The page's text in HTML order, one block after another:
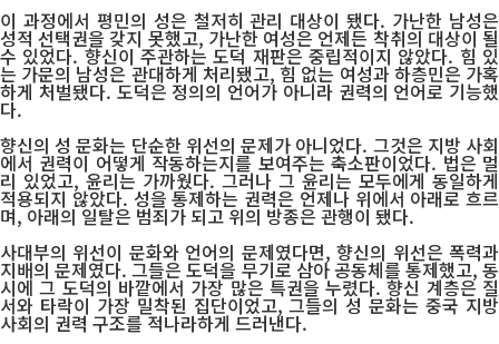
이 과정에서 평민의 성은 철저히 관리 대상이 됐다. 가난한 남성은
성적 선택권을 갖지 못했고, 가난한 여성은 언제든 착취의 대상이 될
수 있었다. 향신이 주관하는 도덕 재판은 중립적이지 않았다. 힘 있
는 가문의 남성은 관대하게 처리됐고, 힘 없는 여성과 하층민은 가혹
하게 처벌됐다. 도덕은 정의의 언어가 아니라 권력의 언어로 기능했
다.
향신의 성 문화는 단순한 위선의 문제가 아니었다. 그것은 지방 사회
에서 권력이 어떻게 작동하는지를 보여주는 축소판이었다. 법은 멀
리 있었고, 윤리는 가까웠다. 그러나 그 윤리는 모두에게 동일하게
적용되지 않았다. 성을 통제하는 권력은 언제나 위에서 아래로 흐르
며, 아래의 일탈은 범죄가 되고 위의 방종은 관행이 됐다.
사대부의 위선이 문화와 언어의 문제였다면, 향신의 위선은 폭력과
지배의 문제였다. 그들은 도덕을 무기로 삼아 공동체를 통제했고, 동
시에 그 도덕의 바깥에서 가장 많은 특권을 누렸다. 향신 계층은 질
서와 타락이 가장 밀착된 집단이었고, 그들의 성 문화는 중국 지방
사회의 권력 구조를 적나라하게 드러낸다.